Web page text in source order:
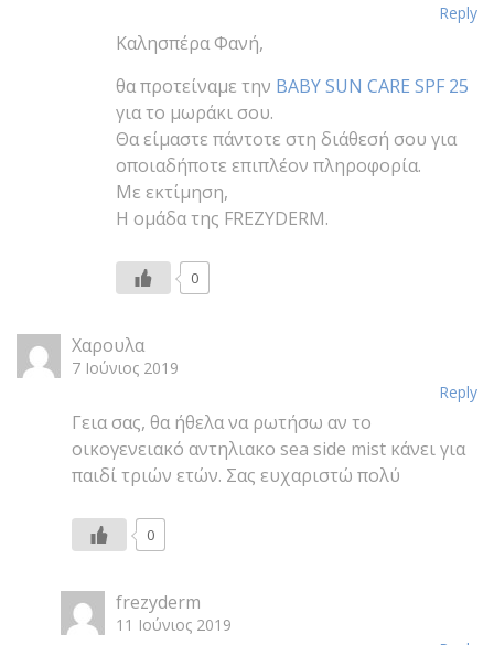
Reply
Καλησπέρα Φανή,
θα προτείναμε την BABY SUN CARE SPF 25
για το μωράκι σου.
Θα είμαστε πάντοτε στη διάθεσή σου για
οποιαδήποτε επιπλέον πληροφορία.
Με εκτίμηση,
Η ομάδα της FREZYDERM.
0
Χαρουλα
7 Ιούνιος 2019
Reply
Γεια σας, θα ήθελα να ρωτήσω αν το
οικογενειακό αντηλιακο sea side mist κάνει για
παιδί τριών ετών. Σας ευχαριστώ πολύ
0
frezyderm
11 Ιούνιος 2019